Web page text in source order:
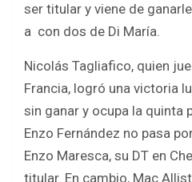
ser titular y viene de
a con dos de Di María.
Nicolás Tagliafico, quien
Francia, logró una victoria
sin ganar y ocupa la quinta
Enzo Fernández no pasa
Enzo Maresca, su DT en
titular. En cambio, Mac